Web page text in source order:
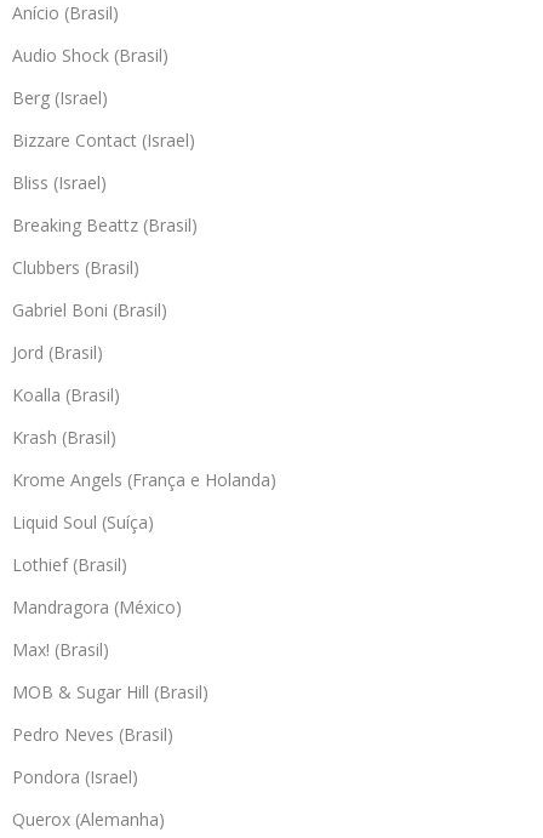
Anício (Brasil)
Audio Shock (Brasil)
Berg (Israel)
Bizzare Contact (Israel)
Bliss (Israel)
Breaking Beattz (Brasil)
Clubbers (Brasil)
Gabriel Boni (Brasil)
Jord (Brasil)
Koalla (Brasil)
Krash (Brasil)
Krome Angels (França e Holanda)
Liquid Soul (Suíça)
Lothief (Brasil)
Mandragora (México)
Max! (Brasil)
MOB & Sugar Hill (Brasil)
Pedro Neves (Brasil)
Pondora (Israel)
Querox (Alemanha)